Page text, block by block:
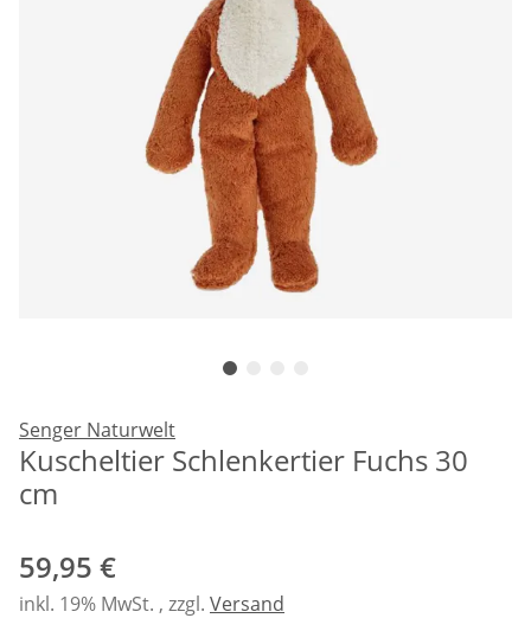
Senger Naturwelt
Kuscheltier Schlenkertier Fuchs 30
cm
59,95 €
inkl. 19% MwSt. , zzgl. Versand